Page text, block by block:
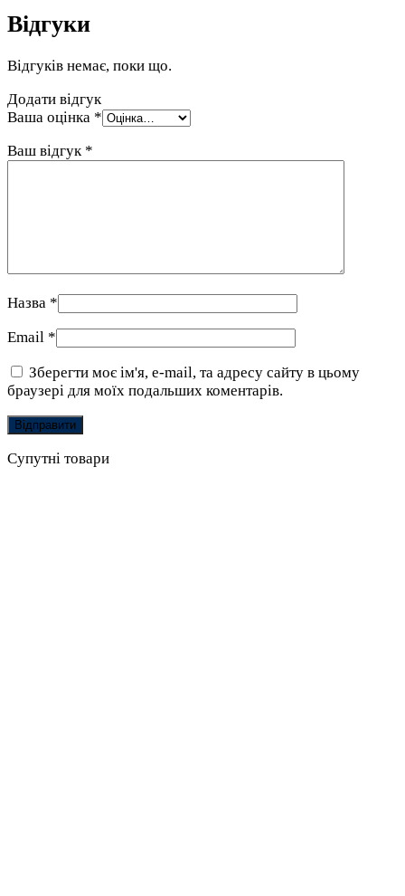
Відгуки
Відгуків немає, поки що.
Додати відгук
Ваша оцінка *
Ваш відгук *
Назва *
Email *
Зберегти моє ім'я, e-mail, та адресу сайту в цьому
браузері для моїх подальших коментарів.
Супутні товари